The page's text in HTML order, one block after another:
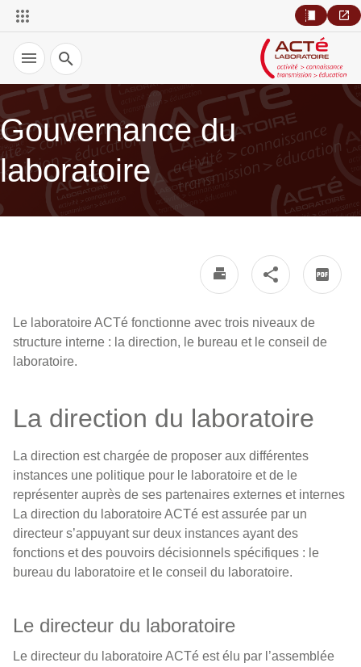
Recherche
Gouvernance du
laboratoire
Le laboratoire ACTé fonctionne avec trois niveaux de
structure interne : la direction, le bureau et le conseil de
laboratoire.
La direction du laboratoire
La direction est chargée de proposer aux différentes
instances une politique pour le laboratoire et de le
représenter auprès de ses partenaires externes et internes
La direction du laboratoire ACTé est assurée par un
directeur s’appuyant sur deux instances ayant des
fonctions et des pouvoirs décisionnels spécifiques : le
bureau du laboratoire et le conseil du laboratoire.
Le directeur du laboratoire
Le directeur du laboratoire ACTé est élu par l’assemblée